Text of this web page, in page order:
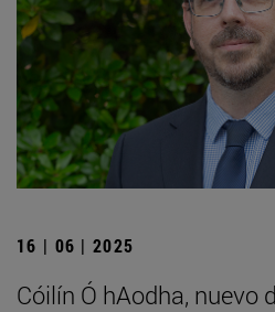
16 | 06 | 2025
Cóilín Ó hAodha, nuevo